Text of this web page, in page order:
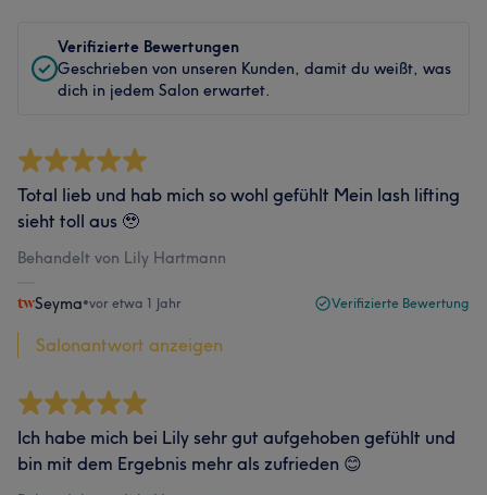
Verifizierte Bewertungen
Geschrieben von unseren Kunden, damit du weißt, was
dich in jedem Salon erwartet.
Total lieb und hab mich so wohl gefühlt Mein lash lifting
sieht toll aus 🥹
Behandelt von Lily Hartmann
Seyma•vor etwa 1 Jahr Verifizierte Bewertung
Salonantwort anzeigen
Ich habe mich bei Lily sehr gut aufgehoben gefühlt und
bin mit dem Ergebnis mehr als zufrieden 😊